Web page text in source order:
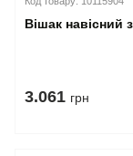
Вішак навісний
3.061 грн